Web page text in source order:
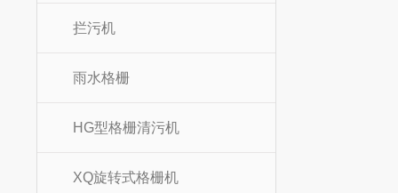
拦污机
雨水格栅
HG型格栅清污机
XQ旋转式格栅机